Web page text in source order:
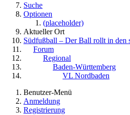
Suche
Optionen
(placeholder)
Aktueller Ort
Südfußball – Der Ball rollt in den
Forum
Regional
Baden-Württemberg
VL Nordbaden
Benutzer-Menü
Anmeldung
Registrierung